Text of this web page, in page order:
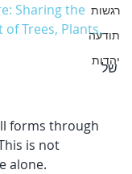
רגשות
תודעה
יהדות
Sharing the
of Trees, Plants,
של
forms through
is not
alone.